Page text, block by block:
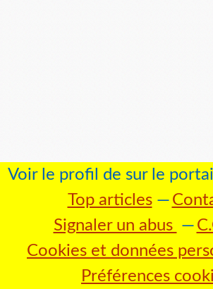
Voir le profil de sur le
Top articles
Signaler un abus
Cookies et données
Préférences